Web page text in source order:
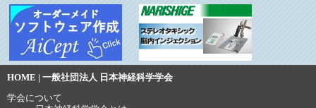
HOME | 一般社団法人 日本神経科学学会
学会について